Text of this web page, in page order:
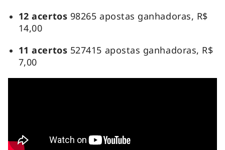
12 acertos 98265 apostas ganhadoras, R$
14,00
11 acertos 527415 apostas ganhadoras, R$
7,00